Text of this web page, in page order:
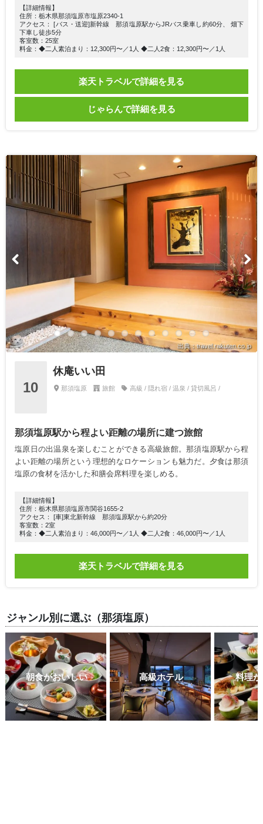
【詳細情報】
住所：栃木県那須塩原市塩原2340-1
アクセス： [バス・送迎]新幹線 那須塩原駅からJRバス乗車し約60分、 畑下
下車し徒歩5分
客室数：25室
料金：◆二人素泊まり：12,300円〜／1人 ◆二人2食：12,300円〜／1人
楽天トラベルで詳細を見る
じゃらんで詳細を見る
出典：travel.rakuten.co.jp
10
休庵いい田
那須塩原 旅館 高級 / 隠れ宿 / 温泉 / 貸切風呂 /
那須塩原駅から程よい距離の場所に建つ旅館
塩原日の出温泉を楽しむことができる高級旅館。那須塩原駅から程
よい距離の場所という理想的なロケーションも魅力だ。夕食は那須
塩原の食材を活かした和膳会席料理を楽しめる。
【詳細情報】
住所：栃木県那須塩原市関谷1655-2
アクセス： [車]東北新幹線 那須塩原駅から約20分
客室数：2室
料金：◆二人素泊まり：46,000円〜／1人 ◆二人2食：46,000円〜／1人
楽天トラベルで詳細を見る
ジャンル別に選ぶ（那須塩原）
朝食がおいしい 高級ホテル 料理